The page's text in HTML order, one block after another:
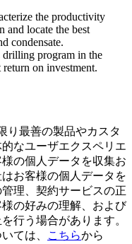
the productivity
and locate the best
condensate.
drilling program in the
on investment.
り最善の製品やカスタ
なユーザエクスペリエ
の個人データを収集お
お客様の個人データを
理、契約サービスの正
の好みの理解、および
行う場合があります。
ては、
こちらから